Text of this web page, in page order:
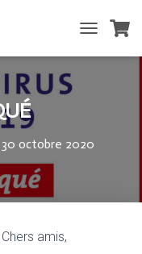
O
A
30 octobre 2020
amis,